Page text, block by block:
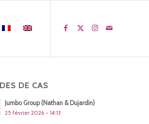
DE CAS
Jumbo Group (Nathan & Dujardin)
25 février 2026 - 14:13